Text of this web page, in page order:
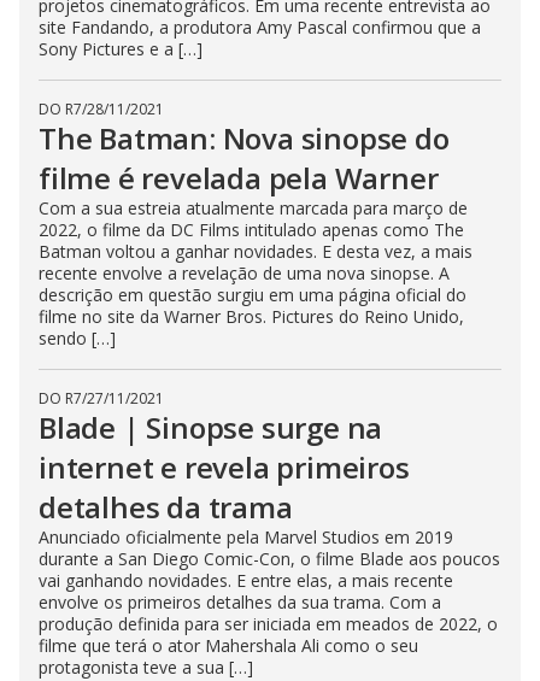
projetos cinematográficos. Em uma recente entrevista ao
site Fandando, a produtora Amy Pascal confirmou que a
Sony Pictures e a […]
DO R7/28/11/2021
The Batman: Nova sinopse do
filme é revelada pela Warner
Com a sua estreia atualmente marcada para março de
2022, o filme da DC Films intitulado apenas como The
Batman voltou a ganhar novidades. E desta vez, a mais
recente envolve a revelação de uma nova sinopse. A
descrição em questão surgiu em uma página oficial do
filme no site da Warner Bros. Pictures do Reino Unido,
sendo […]
DO R7/27/11/2021
Blade | Sinopse surge na
internet e revela primeiros
detalhes da trama
Anunciado oficialmente pela Marvel Studios em 2019
durante a San Diego Comic-Con, o filme Blade aos poucos
vai ganhando novidades. E entre elas, a mais recente
envolve os primeiros detalhes da sua trama. Com a
produção definida para ser iniciada em meados de 2022, o
filme que terá o ator Mahershala Ali como o seu
protagonista teve a sua […]